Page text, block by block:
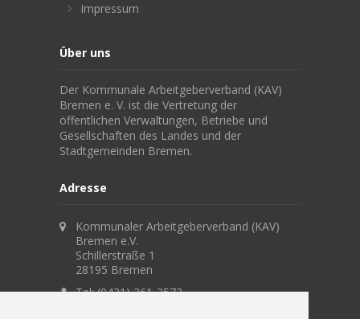
Impressum
Über uns
Der Kommunale Arbeitgeberverband (KAV)
Bremen e. V. ist die Vertretung der
öffentlichen Verwaltungen, Betriebe und
Gesellschaften des Landes und der
Stadtgemeinden Bremen.
Adresse
Kommunaler Arbeitgeberverband (KAV)
Bremen e.V.
Schillerstraße 1
28195 Bremen
Tel: (0421) 361-2572